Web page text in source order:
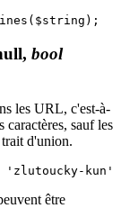
bool
les URL, c'est-à-
caractères, sauf les
d'union.
être